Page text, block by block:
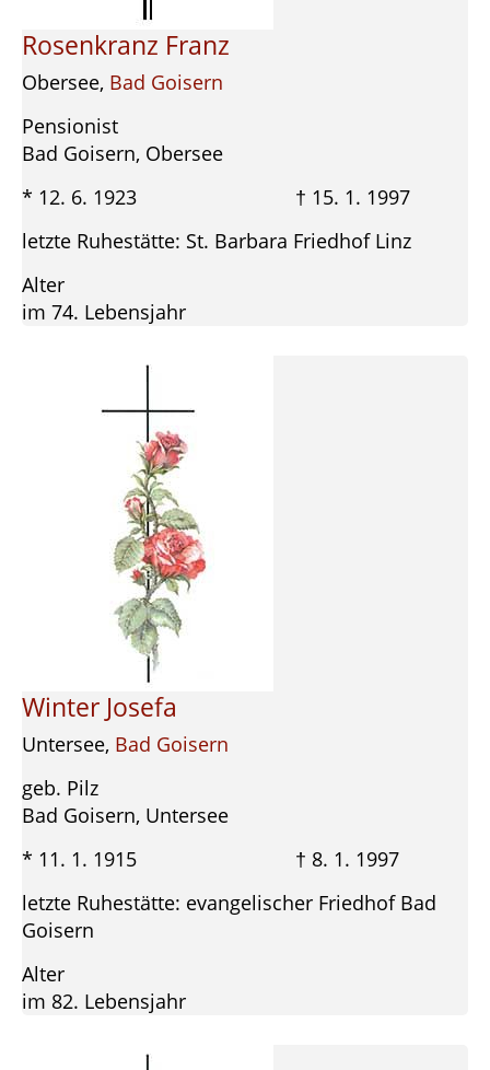
Rosenkranz Franz
Obersee, Bad Goisern
Pensionist
Bad Goisern, Obersee
* 12. 6. 1923 † 15. 1. 1997
letzte Ruhestätte: St. Barbara Friedhof Linz
Alter
im 74. Lebensjahr
Winter Josefa
Untersee, Bad Goisern
geb. Pilz
Bad Goisern, Untersee
* 11. 1. 1915 † 8. 1. 1997
letzte Ruhestätte: evangelischer Friedhof Bad
Goisern
Alter
im 82. Lebensjahr